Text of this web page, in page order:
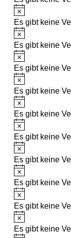
Es gibt keine
Es gibt keine
Es gibt keine
Es gibt keine
Es gibt keine
Es gibt keine
Es gibt keine
Es gibt keine
Es gibt keine
Es gibt keine